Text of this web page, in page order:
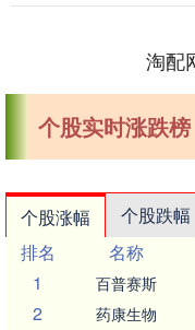
淘配
个股实时涨跌榜
个股涨幅 个股跌幅
排名
名称
1
百普赛斯
2 药康生物